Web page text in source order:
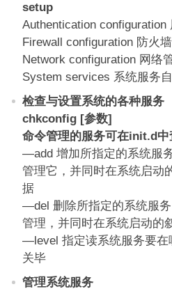
setup
Authentication configuration
Firewall configuration 防火
Network configuration 网络
System services 系统服务
检查与设置系统的各种服务
chkconfig [参数]
命令管理的服务可在init.d中
—add 增加所指定的系统服
管理它，并同时在系统启动
据
—del 删除所指定的系统服
管理，并同时在系统启动的
—level 指定读系统服务要在
关毕
管理系统服务